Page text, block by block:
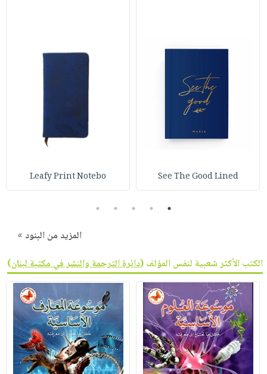
See The Good Lined
Leafy Print Notebo
1
2
3
4
5
المزيد من البنود »
الكتب الأكثر شعبية لنفس المؤلف (دائرة الترجمة والنشر في مكتبة لبنان)